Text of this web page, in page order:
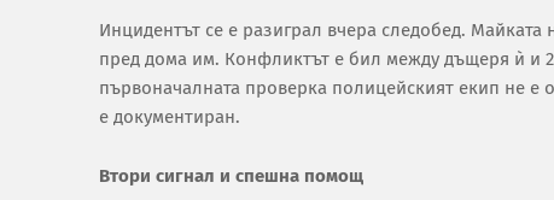
Инцидентът се е разиграл вчера следобед.
пред дома им. Конфликтът е бил между дъщеря ѝ и
първоначалната проверка полицейският екип не е
е документиран.
Втори сигнал и спешна помощ